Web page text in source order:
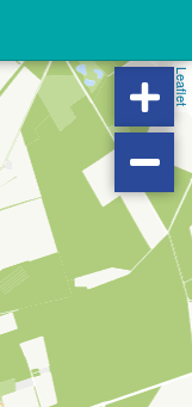
Leaflet